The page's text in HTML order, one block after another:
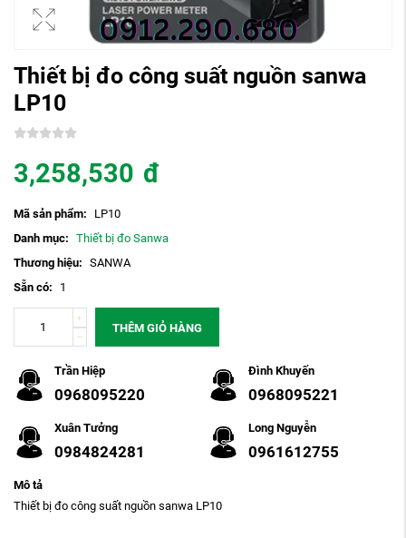
Thiết bị đo công suất nguồn sanwa
LP10
3,258,530 đ
Mã sản phẩm:
LP10
Danh mục: Thiết bị đo Sanwa
Thương hiệu: SANWA
Sẵn có:
1
THÊM GIỎ HÀNG
Trần Hiệp
0968095220
Đình Khuyến
0968095221
Xuân Tưởng
0984824281
Long Nguyễn
0961612755
Mô tả
Thiết bị đo công suất nguồn sanwa LP10